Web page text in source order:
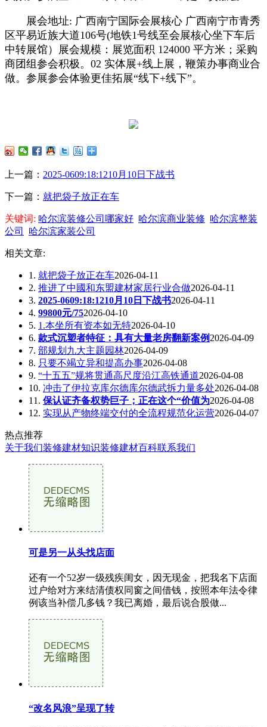
展会地址: 广西南宁国际会展核心 广西南宁市青秀
区平易近族大道106号(地铁1号线至会展核心坐下车后
中转展馆）展会规模：展览面积 124000 平方米；采购
商团组参会积极。02 实体展+线上展，鞭策办事商业合
做。参展参会体验更佳拓展“线下+线下”。
上一篇： 2025-0609:18:1210月10日下战书
下一篇： 就把袋子放正在车
关键词: 哈尔滨装修公司哪家好 哈尔滨商业装修 哈尔滨整装
公司
哈尔滨家装公司
相关文章:
1. 就把袋子放正在车2026-04-11
2. 推进了中國和东盟建材家居行业合做2026-04-11
3. 2025-0609:18:1210月10日下战书2026-04-11
4. 99800元/752026-04-10
5. 1.本坐所有资本如无特2026-04-10
6. 款式沉塑者特征：具有大量老房翻新案例 2026-04-09
7. 部规划九大主题园林2026-04-09
8. 只要不竭立异和提高办事2026-04-08
9. “十五五”规将贯通高尺度沿江高铁通道2026-04-08
10. 冲击了伊拉克库尔德库尔德武拆力量多处2026-04-08
11. 保认证齐备权势巨子；正在这个“价值为2026-04-08
12. 实现从产物终端交付的全流程规范化运营2026-04-07
热点推荐
关于我们装修建材知识装修建材百科联系我们
可是另一从头找店面
还有一个52岁一级残疾闺女，因无现金，把我名下店面
过户给对方来结清债权同窗之间借钱，按照本年法令律
例该当补偿几多钱？我已离婚，最后说合股做...
“改名风浪”呈现了转